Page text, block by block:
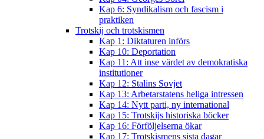
Kap 6: Syndikalism och fascism i
praktiken
Trotskij och trotskismen
Kap 1: Diktaturen införs
Kap 10: Deportation
Kap 11: Att inse värdet av demokratiska
institutioner
Kap 12: Stalins Sovjet
Kap 13: Arbetarstatens heliga intressen
Kap 14: Nytt parti, ny international
Kap 15: Trotskijs historiska böcker
Kap 16: Förföljelserna ökar
Kap 17: Trotskismens sista dagar